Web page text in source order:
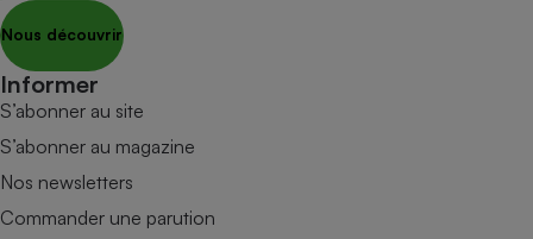
Nous découvrir
Informer
S’abonner au site
S’abonner au magazine
Nos newsletters
Commander une parution